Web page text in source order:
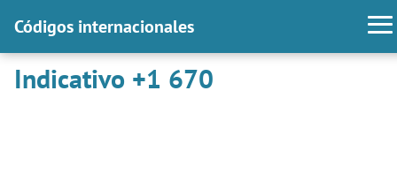
Códigos internacionales
Indicativo +1 670